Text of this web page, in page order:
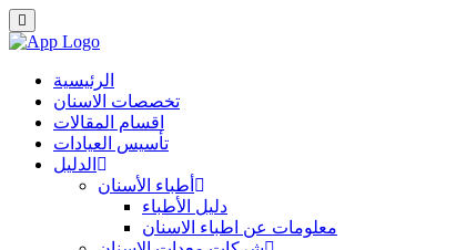
الرئيسية
تخصصات الاسنان
اقسام المقالات
تأسيس العيادات
الدليل
أطباء الأسنان
دليل الأطباء
معلومات عن اطباء الاسنان